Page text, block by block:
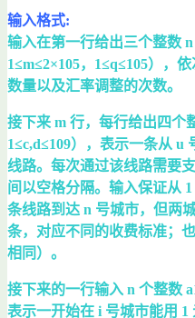
输入格式:
输入在第一行给出三个整数 n
1≤m≤2×105，1≤q≤105），
数量以及汇率调整的次数。
接下来 m 行，每行给出四个
1≤c,d≤109），表示一条从 u
线路。每次通过该线路需要
间以空格分隔。输入保证从
条线路到达 n 号城市，但两
条，对应不同的收费标准；
相同）。
接下来的一行输入 n 个整数
表示一开始在 i 号城市能用 1